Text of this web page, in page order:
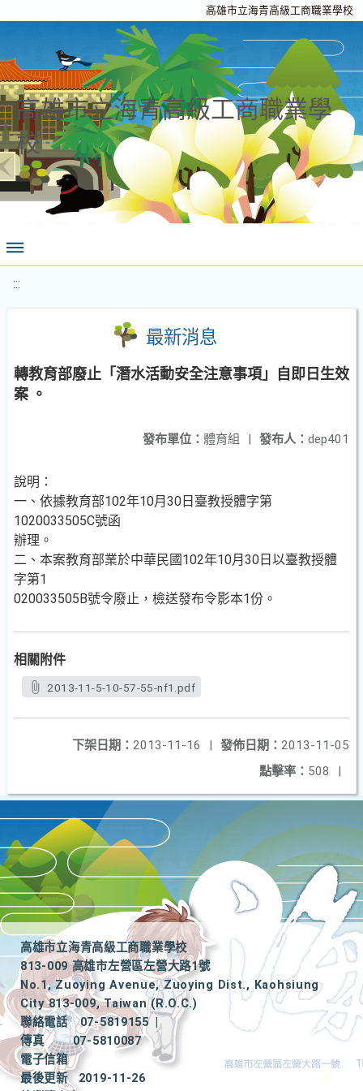
高雄市立海青高級工商職業學校
高雄市立海青高級工商職業學
校
:::
最新消息
轉教育部廢止「潛水活動安全注意事項」自即日生效
案 。
發布人： dep401
發布單位： 體育組 |
說明：
一、依據教育部102年10月30日臺教授體字第
1020033505C號函
辦理。
二、本案教育部業於中華民國102年10月30日以臺教授體
字第1
020033505B號令廢止，檢送發布令影本1份。
相關附件
2013-11-5-10-57-55-nf1.pdf
發佈日期： 2013-11-05
下架日期： 2013-11-16
|
點擊率： 508 |
高雄市立海青高級工商職業學校
813-009 高雄市左營區左營大路1號
No.1, Zuoying Avenue, Zuoying Dist., Kaohsiung
City 813-009, Taiwan (R.O.C.)
聯絡電話
07-5819155
|
傳真
07-5810087
電子信箱
最後更新
2019-11-26